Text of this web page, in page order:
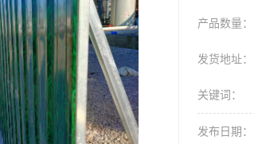
产品数量：
发货地址：
关键词：
发布日期：